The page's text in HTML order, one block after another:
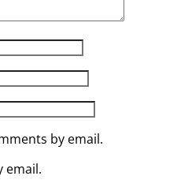
by email.
email.